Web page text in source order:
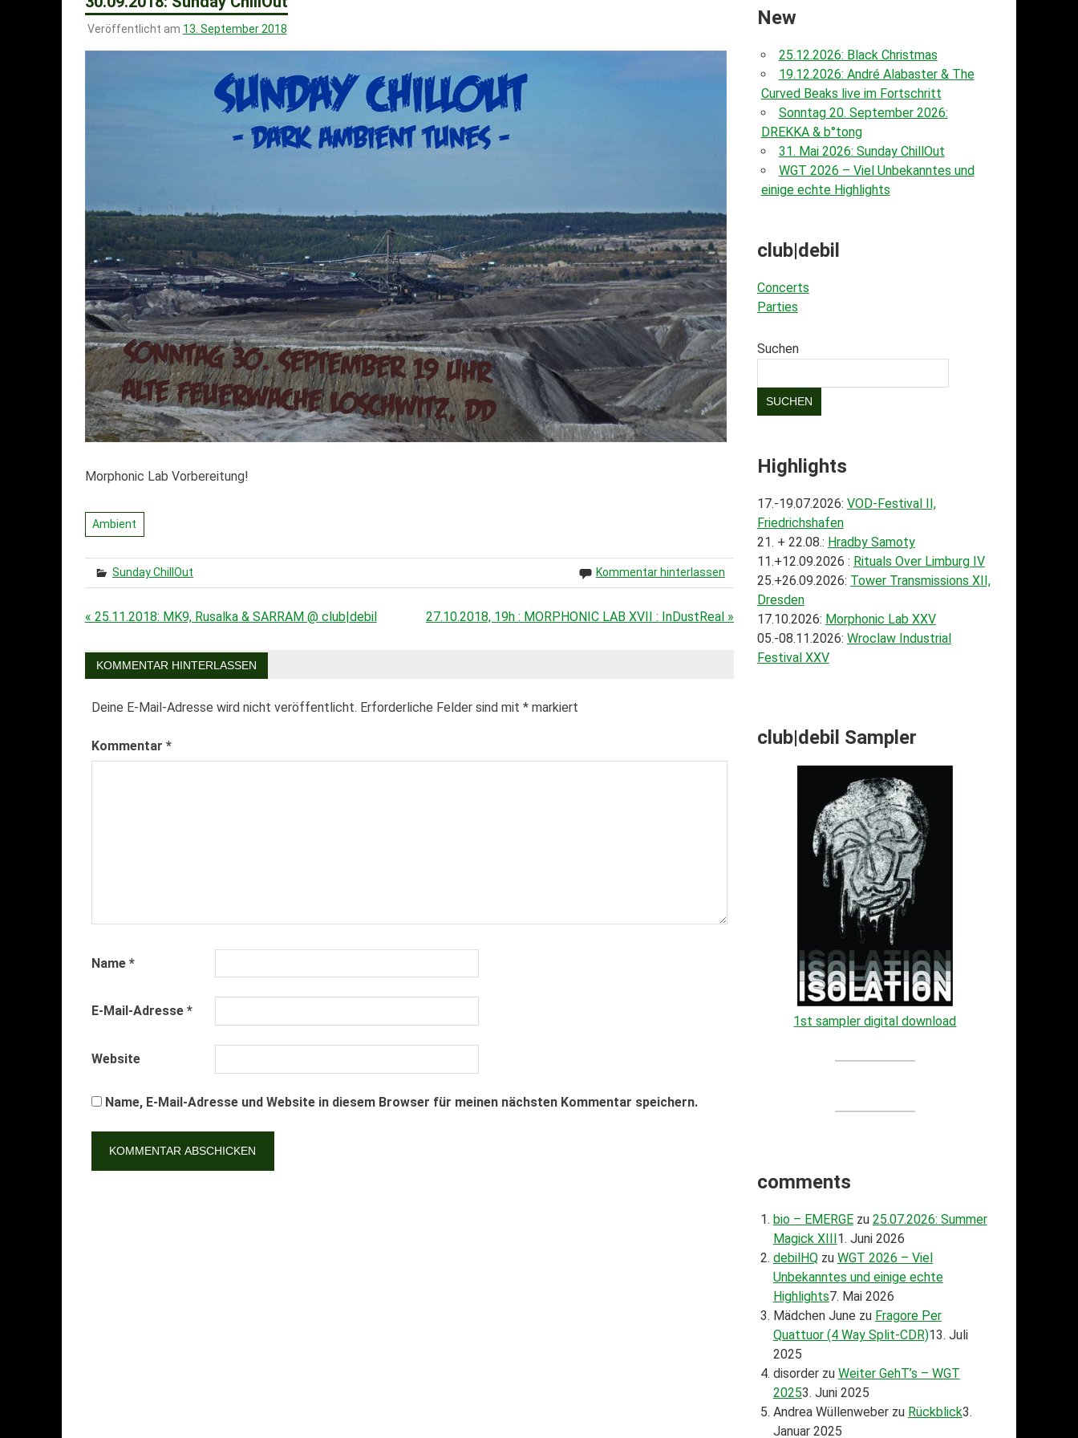
Veröffentlicht am 13. September 2018
Morphonic Lab Vorbereitung!
Ambient
Sunday ChillOut Kommentar hinterlassen
« 25.11.2018: MK9, Rusalka & SARRAM @ club|debil 27.10.2018, 19h : MORPHONIC LAB XVII : InDustReal »
KOMMENTAR HINTERLASSEN
Deine E-Mail-Adresse wird nicht veröffentlicht. Erforderliche Felder sind mit *markiert
Kommentar *
Name *
E-Mail-Adresse *
Website
Name, E-Mail-Adresse und Website in diesem Browser für meinen nächsten Kommentar speichern.
New
25.12.2026: Black Christmas
19.12.2026: André Alabaster & The
Curved Beaks live im Fortschritt
Sonntag 20. September 2026:
DREKKA & b°tong
31. Mai 2026: Sunday ChillOut
WGT 2026 – Viel Unbekanntes und
einige echte Highlights
club|debil
Concerts
Parties
Suchen
SUCHEN
Highlights
17.-19.07.2026: VOD-Festival II,
Friedrichshafen
21. + 22.08.: Hradby Samoty
11.+12.09.2026 : Rituals Over Limburg IV
25.+26.09.2026: Tower Transmissions XII,
Dresden
17.10.2026: Morphonic Lab XXV
05.-08.11.2026: Wroclaw Industrial
Festival XXV
club|debil Sampler
1st sampler digital download
comments
bio – EMERGEzu 25.07.2026: Summer
Magick XIII1. Juni 2026
debilHQzu WGT 2026 – Viel
Unbekanntes und einige echte
Highlights7. Mai 2026
Mädchen June zu Fragore Per
Quattuor (4 Way Split-CDR)13. Juli
2025
disorderzu Weiter GehT’s – WGT
20253. Juni 2025
Andrea Wüllenweberzu Rückblick3.
Januar 2025